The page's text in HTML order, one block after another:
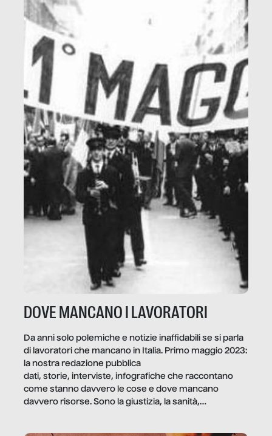
DOVE MANCANO I LAVORATORI
Da anni solo polemiche e notizie inaffidabili se si parla
di lavoratori che mancano in Italia. Primo maggio 2023:
la nostra redazione pubblica
dati, storie, interviste, infografiche che raccontano
come stanno davvero le cose e dove mancano
davvero risorse. Sono la giustizia, la sanità,